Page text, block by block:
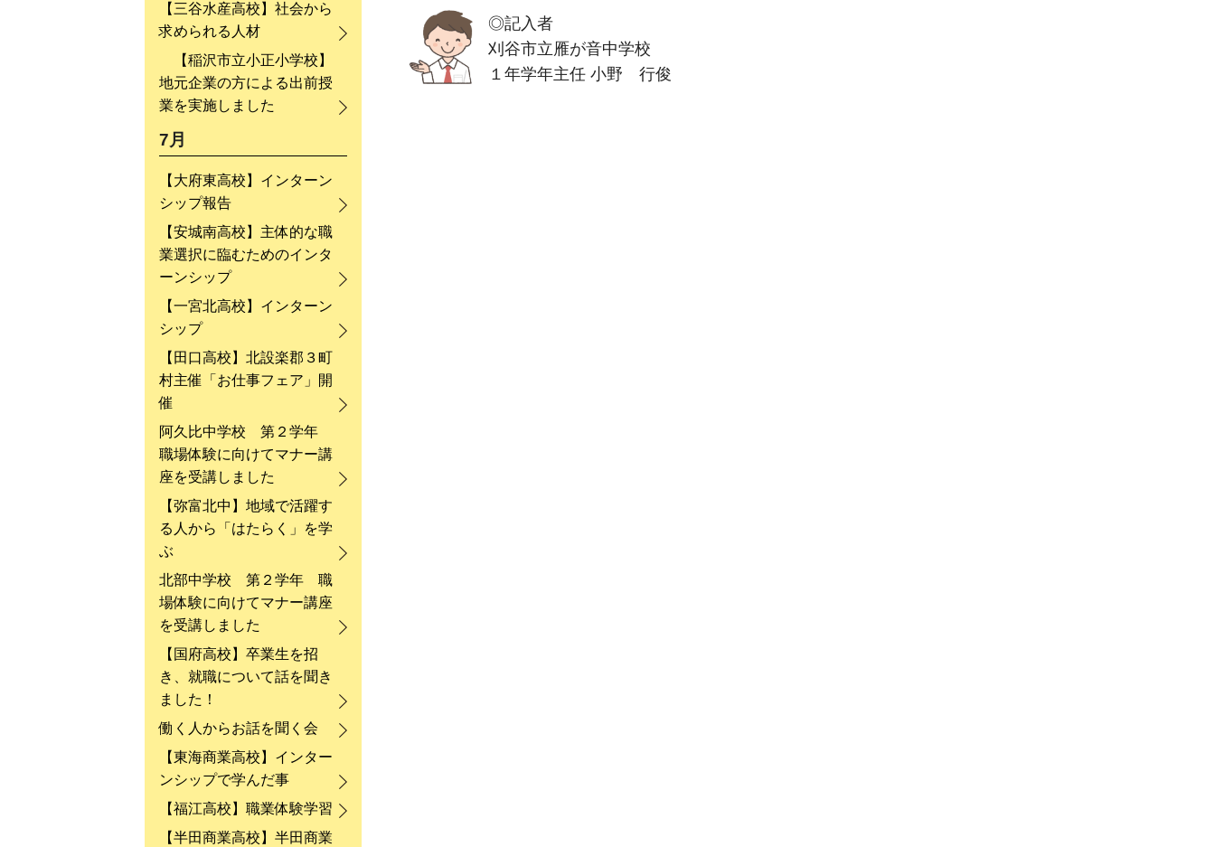
【三谷水産高校】社会から
求められる人材
【稲沢市立小正小学校】
地元企業の方による出前授
業を実施しました
7月
【大府東高校】インターン
シップ報告
【安城南高校】主体的な職
業選択に臨むためのインタ
ーンシップ
【一宮北高校】インターン
シップ
【田口高校】北設楽郡３町
村主催「お仕事フェア」開
催
阿久比中学校 第２学年
職場体験に向けてマナー講
座を受講しました
【弥富北中】地域で活躍す
る人から「はたらく」を学
ぶ
北部中学校 第２学年 職
場体験に向けてマナー講座
を受講しました
【国府高校】卒業生を招
き、就職について話を聞き
ました！
働く人からお話を聞く会
【東海商業高校】インター
ンシップで学んだ事
【福江高校】職業体験学習
【半田商業高校】半田商業
◎記入者
刈谷市立雁が音中学校
１年学年主任 小野 行俊